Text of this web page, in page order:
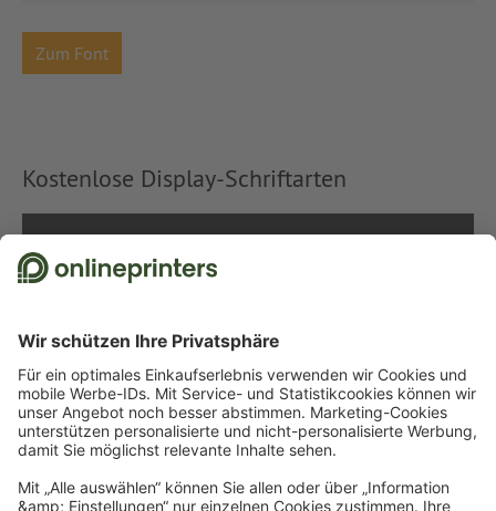
Zum Font
Kostenlose Display-Schriftarten